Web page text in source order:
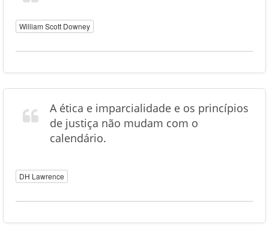
William Scott Downey
A ética e imparcialidade e os princípios
de justiça não mudam com o
calendário.
DH Lawrence